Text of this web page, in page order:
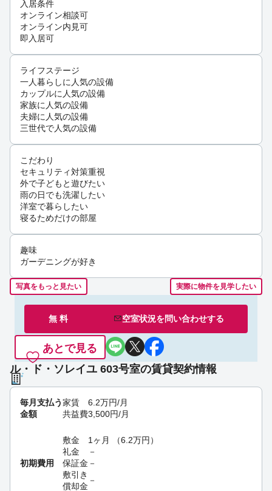
入居条件
オンライン相談可
オンライン内見可
即入居可
ライフステージ
一人暮らしに人気の設備
カップルに人気の設備
家族に人気の設備
夫婦に人気の設備
三世代で人気の設備
こだわり
セキュリティ対策重視
外で子どもと遊びたい
雨の日でも洗濯したい
洋室で暮らしたい
寝るためだけの部屋
趣味
ガーデニングが好き
写真をもっと見たい 実際に物件を見学したい
無 料 空室状況を問い合わせする
あとで見る
ル・ド・ソレイユ 603号室の賃貸契約情報
毎月支払う
金額
家賃 6.2万円/月
共益費3,500円/月
初期費用
敷金 1ヶ月 （6.2万円）
礼金
－
保証金 －
敷引き
償却金
－